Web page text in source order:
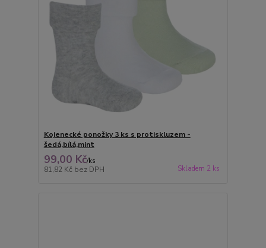
Kojenecké ponožky 3 ks s protiskluzem -
šedá,bílá,mint
99,00 Kč/ks
81,82 Kč bez DPH Skladem 2 ks